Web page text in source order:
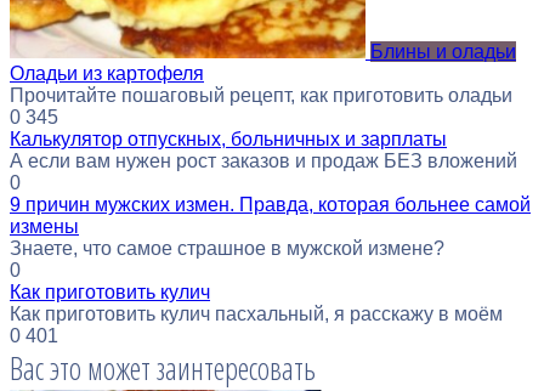
Блины и оладьи
Оладьи из картофеля
Прочитайте пошаговый рецепт, как приготовить оладьи
0 345
Калькулятор отпускных, больничных и зарплаты
А если вам нужен рост заказов и продаж БЕЗ вложений
0
9 причин мужских измен. Правда, которая больнее самой
измены
Знаете, что самое страшное в мужской измене?
0
Как приготовить кулич
Как приготовить кулич пасхальный, я расскажу в моём
0 401
Вас это может заинтересовать